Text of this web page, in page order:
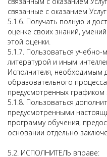
связанные с оказанием
5.1.6. Получать полную и
оценке своих знаний,
этой оценки.
5.1.7. Пользоваться
литературой и иным
Исполнителя, необходимым
образовательного
предусмотренных графиком
5.1.8. Пользоваться
предусмотренными
программу обучения,
основании отдельно
5.2. ИСПОЛНИТЕЛЬ вправе: